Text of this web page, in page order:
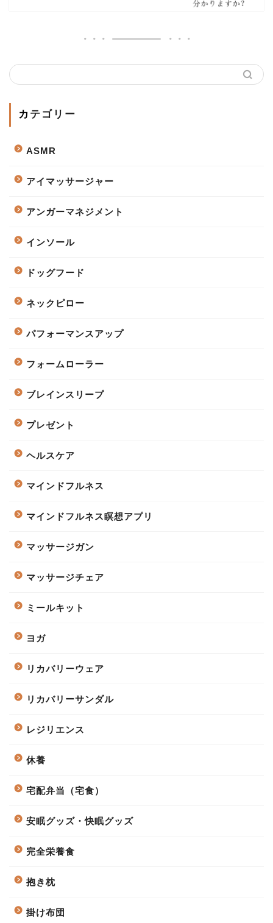
カテゴリー
ASMR
アイマッサージャー
アンガーマネジメント
インソール
ドッグフード
ネックピロー
パフォーマンスアップ
フォームローラー
ブレインスリープ
プレゼント
ヘルスケア
マインドフルネス
マインドフルネス瞑想アプリ
マッサージガン
マッサージチェア
ミールキット
ヨガ
リカバリーウェア
リカバリーサンダル
レジリエンス
休養
宅配弁当（宅食）
安眠グッズ・快眠グッズ
完全栄養食
抱き枕
掛け布団